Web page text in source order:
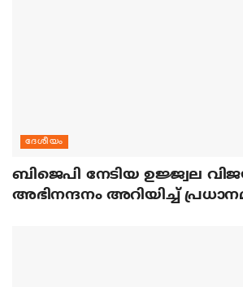
ദേശീയം
ബിജെപി നേടിയ ഉജ്ജ്വല
അഭിനന്ദനം അറിയിച്ച്